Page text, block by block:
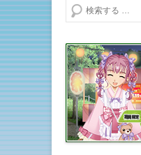
検索する